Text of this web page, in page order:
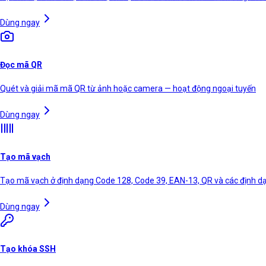
Dùng ngay
Đọc mã QR
Quét và giải mã mã QR từ ảnh hoặc camera — hoạt động ngoại tuyến
Dùng ngay
Tạo mã vạch
Tạo mã vạch ở định dạng Code 128, Code 39, EAN-13, QR và các định
Dùng ngay
Tạo khóa SSH